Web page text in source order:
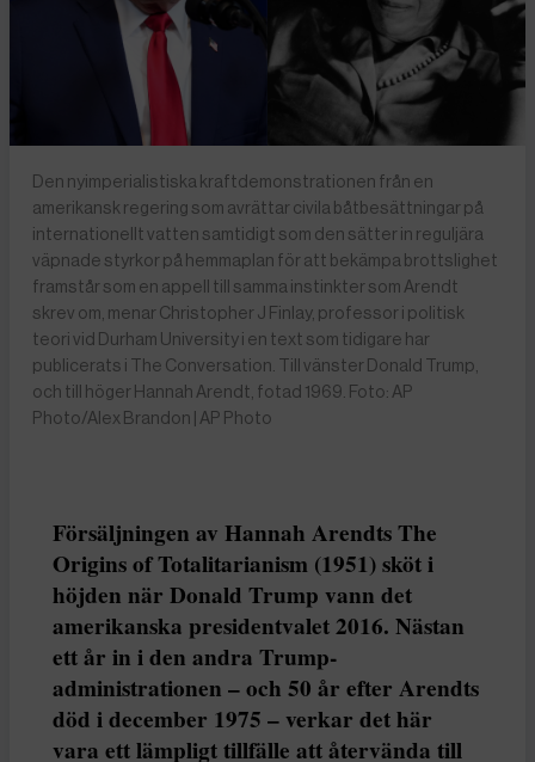
Den nyimperialistiska kraftdemonstrationen från en
amerikansk regering som avrättar civila båtbesättningar på
internationellt vatten samtidigt som den sätter in reguljära
väpnade styrkor på hemmaplan för att bekämpa brottslighet
framstår som en appell till samma instinkter som Arendt
skrev om, menar Christopher J Finlay, professor i politisk
teori vid Durham University i en text som tidigare har
publicerats i The Conversation. Till vänster Donald Trump,
och till höger Hannah Arendt, fotad 1969. Foto: AP
Photo/Alex Brandon | AP Photo
Försäljningen av Hannah Arendts The
Origins of Totalitarianism (1951) sköt i
höjden när Donald Trump vann det
amerikanska presidentvalet 2016. Nästan
ett år in i den andra Trump-
administrationen – och 50 år efter Arendts
död i december 1975 – verkar det här
vara ett lämpligt tillfälle att återvända till